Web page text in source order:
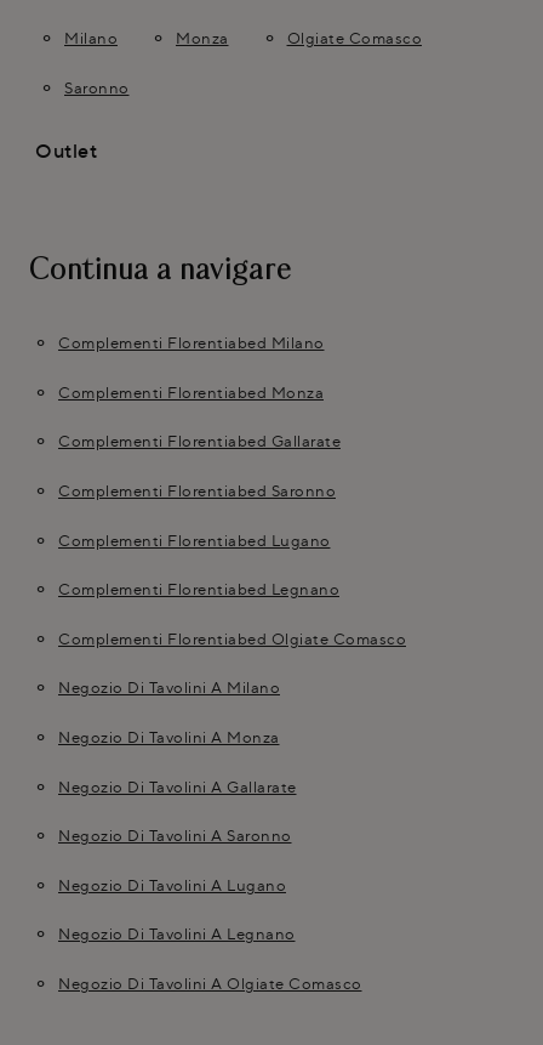
Milano Monza Olgiate Comasco
Saronno
Outlet
Continua a navigare
Complementi Florentiabed Milano
Complementi Florentiabed Monza
Complementi Florentiabed Gallarate
Complementi Florentiabed Saronno
Complementi Florentiabed Lugano
Complementi Florentiabed Legnano
Complementi Florentiabed Olgiate Comasco
Negozio Di Tavolini A Milano
Negozio Di Tavolini A Monza
Negozio Di Tavolini A Gallarate
Negozio Di Tavolini A Saronno
Negozio Di Tavolini A Lugano
Negozio Di Tavolini A Legnano
Negozio Di Tavolini A Olgiate Comasco